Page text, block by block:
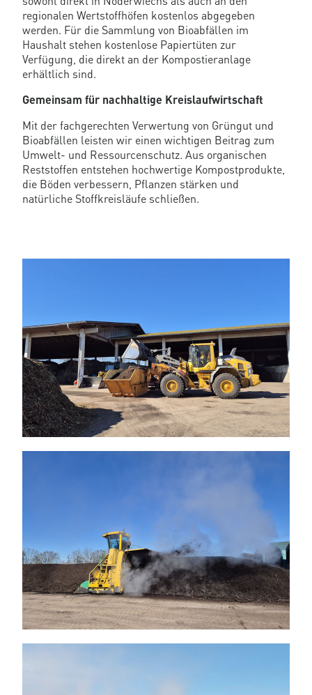
regionalen Wertstoffhöfen kostenlos abgegeben
werden. Für die Sammlung von Bioabfällen im
Haushalt stehen kostenlose Papiertüten zur
Verfügung, die direkt an der Kompostieranlage
erhältlich sind.
Gemeinsam für nachhaltige Kreislaufwirtschaft
Mit der fachgerechten Verwertung von Grüngut und
Bioabfällen leisten wir einen wichtigen Beitrag zum
Umwelt- und Ressourcenschutz. Aus organischen
Reststoffen entstehen hochwertige Kompostprodukte,
die Böden verbessern, Pflanzen stärken und
natürliche Stoffkreisläufe schließen.